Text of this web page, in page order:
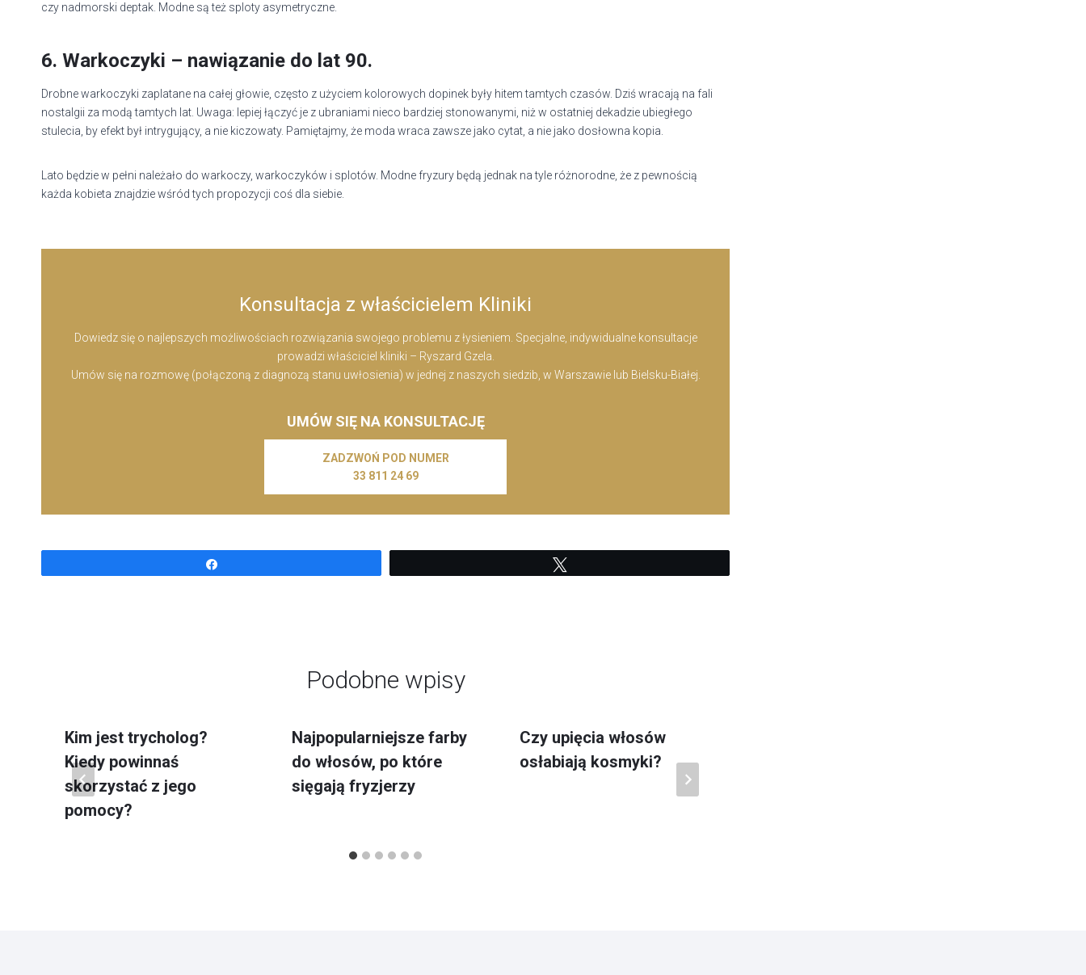
czy nadmorski deptak. Modne są też sploty asymetryczne.
6. Warkoczyki – nawiązanie do lat 90.
Drobne warkoczyki zaplatane na całej głowie, często z użyciem kolorowych dopinek były hitem tamtych czasów. Dziś wracają na fali
nostalgii za modą tamtych lat. Uwaga: lepiej łączyć je z ubraniami nieco bardziej stonowanymi, niż w ostatniej dekadzie ubiegłego
stulecia, by efekt był intrygujący, a nie kiczowaty. Pamiętajmy, że moda wraca zawsze jako cytat, a nie jako dosłowna kopia.
Lato będzie w pełni należało do warkoczy, warkoczyków i splotów. Modne fryzury będą jednak na tyle różnorodne, że z pewnością
każda kobieta znajdzie wśród tych propozycji coś dla siebie.
Konsultacja z właścicielem Kliniki
Dowiedz się o najlepszych możliwościach rozwiązania swojego problemu z łysieniem. Specjalne, indywidualne konsultacje
prowadzi właściciel kliniki – Ryszard Gzela.
Umów się na rozmowę (połączoną z diagnozą stanu uwłosienia) w jednej z naszych siedzib, w Warszawie lub Bielsku-Białej.
UMÓW SIĘ NA KONSULTACJĘ
ZADZWOŃ POD NUMER
33 811 24 69
Podobne wpisy
Kim jest trycholog?
Kiedy powinnaś
skorzystać z jego
pomocy?
Najpopularniejsze farby
do włosów, po które
sięgają fryzjerzy
Czy upięcia włosów
osłabiają kosmyki?